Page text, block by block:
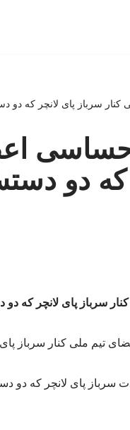
کنار سرباز پای لانچر که
که دو
سرباز پای لانچر که
سرباز پای لانچر که دو